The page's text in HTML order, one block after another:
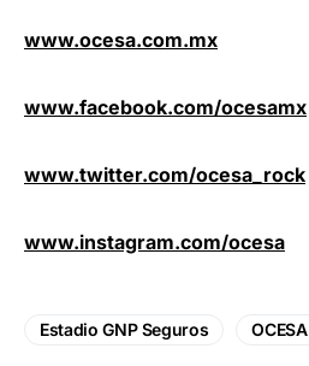
www.ocesa.com.mx
www.facebook.com/ocesamx
www.twitter.com/ocesa_rock
www.instagram.com/ocesa
Estadio GNP Seguros OCESA